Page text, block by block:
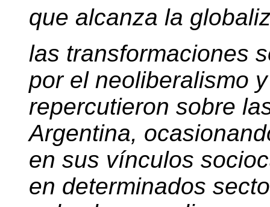
que alcanza la
las transformaciones
por el neoliberalismo
repercutieron sobre
Argentina,
en sus vínculos
en determinados